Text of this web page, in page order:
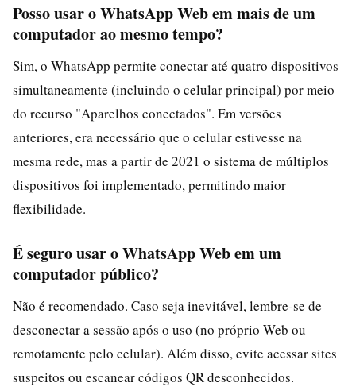
Posso usar o WhatsApp Web em mais de um
computador ao mesmo tempo?
Sim, o WhatsApp permite conectar até quatro dispositivos
simultaneamente (incluindo o celular principal) por meio
do recurso "Aparelhos conectados". Em versões
anteriores, era necessário que o celular estivesse na
mesma rede, mas a partir de 2021 o sistema de múltiplos
dispositivos foi implementado, permitindo maior
flexibilidade.
É seguro usar o WhatsApp Web em um
computador público?
Não é recomendado. Caso seja inevitável, lembre-se de
desconectar a sessão após o uso (no próprio Web ou
remotamente pelo celular). Além disso, evite acessar sites
suspeitos ou escanear códigos QR desconhecidos.